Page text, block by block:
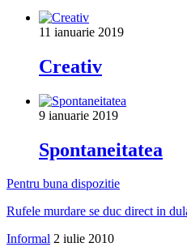
11 ianuarie 2019
Creativ
9 ianuarie 2019
Spontaneitatea
Pentru buna dispozitie
Rufele murdare se duc direct in
Informal 2 iulie 2010